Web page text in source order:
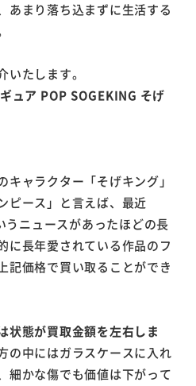
あまり落ち込まずに生活する
いたします。
ュア POP SOGEKING そげ
ャラクター「そげキング」
ピース」と言えば、最近
ニュースがあったほどの長
に長年愛されている作品のフ
記価格で買い取ることができ
状態が買取金額を左右しま
の中にはガラスケースに入れ
細かな傷でも価値は下がって